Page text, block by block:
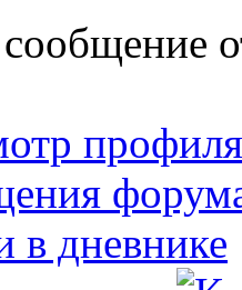
профиля
в дневнике